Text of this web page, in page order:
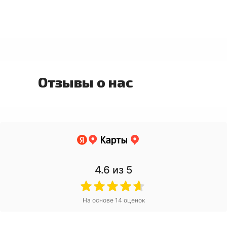
Отзывы о нас
4.6 из 5
На основе 14 оценок